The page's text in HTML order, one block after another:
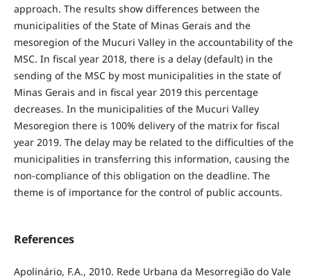
approach. The results show differences between the
municipalities of the State of Minas Gerais and the
mesoregion of the Mucuri Valley in the accountability of the
MSC. In fiscal year 2018, there is a delay (default) in the
sending of the MSC by most municipalities in the state of
Minas Gerais and in fiscal year 2019 this percentage
decreases. In the municipalities of the Mucuri Valley
Mesoregion there is 100% delivery of the matrix for fiscal
year 2019. The delay may be related to the difficulties of the
municipalities in transferring this information, causing the
non-compliance of this obligation on the deadline. The
theme is of importance for the control of public accounts.
References
Apolinário, F.A., 2010. Rede Urbana da Mesorregião do Vale